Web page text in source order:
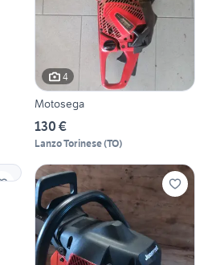
4
Motosega
130 €
Lanzo Torinese(TO)